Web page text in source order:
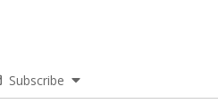
Subscribe